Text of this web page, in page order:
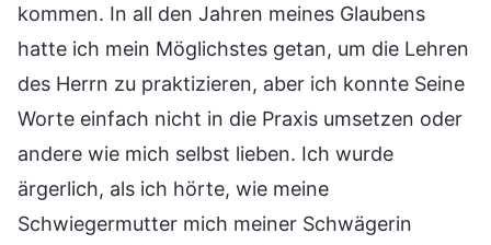
kommen. In all den Jahren meines Glaubens
hatte ich mein Möglichstes getan, um die Lehren
des Herrn zu praktizieren, aber ich konnte Seine
Worte einfach nicht in die Praxis umsetzen oder
andere wie mich selbst lieben. Ich wurde
ärgerlich, als ich hörte, wie meine
Schwiegermutter mich meiner Schwägerin